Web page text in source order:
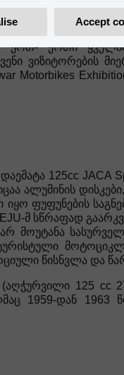
AMC ძრავით,
ერთ- ერთი
ვიზიტორების
Motorbikes
125cc
ალუმინის
იყო ფუფუნების
მ სწრაფად
მოუტანა
წისნვლა და
(აღჭურვილი 125
1959-დან 1963
Accept